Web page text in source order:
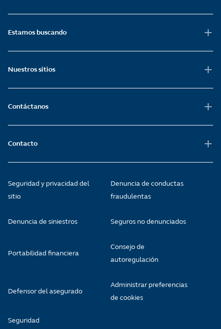
Estamos buscando
Nuestros sitios
Contáctanos
Contacto
Seguridad y privacidad del
sitio
Denuncia de conductas
fraudulentas
Denuncia de siniestros Seguros no denunciados
Portabilidad financiera
Consejo de
autoregulación
Defensor del asegurado
Administrar preferencias
de cookies
Seguridad